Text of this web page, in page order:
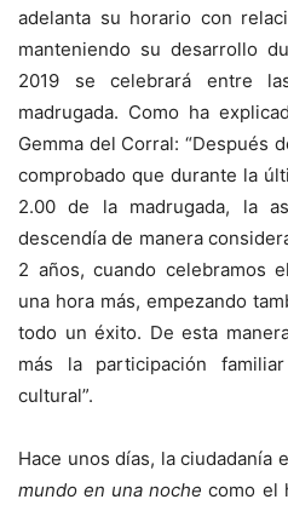
adelanta su horario con
manteniendo su desarrollo
2019 se celebrará entre
madrugada. Como ha
Gemma del Corral: “Después
comprobado que durante la
2.00 de la madrugada, la
descendía de manera
2 años, cuando celebramos
una hora más, empezando
todo un éxito. De esta
más la participación
cultural”.
Hace unos días, la ciudadanía
mundo en una nochecomo el